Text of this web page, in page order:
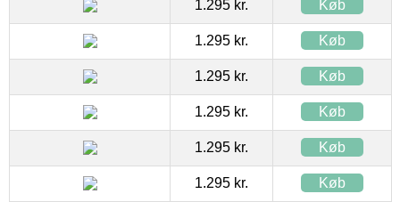
1.295 kr. Køb
1.295 kr. Køb
1.295 kr. Køb
1.295 kr. Køb
1.295 kr. Køb
1.295 kr. Køb